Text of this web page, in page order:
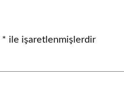
* ile işaretlenmişlerdir